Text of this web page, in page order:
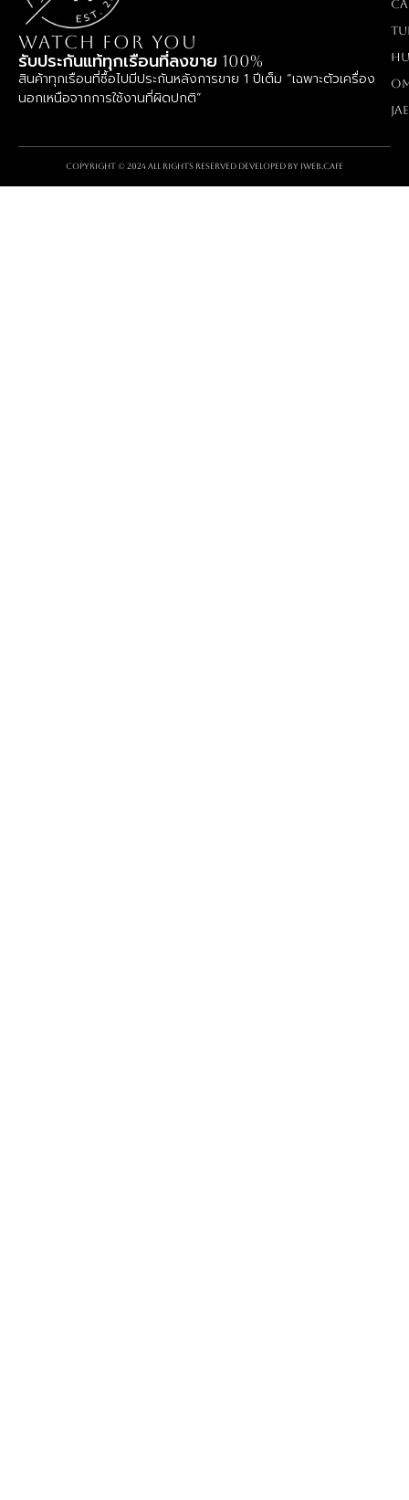
WATCH FOR YOU
รับประกันแท้ทุกเรือนที่ลงขาย 100%
สินค้าทุกเรือนที่ซื้อไปมีประกันหลังการขาย 1 ปีเต็ม “เฉพาะตัวเครื่อง
นอกเหนือจากการใช้งานที่ผิดปกติ”
Copyright © 2024 All rights reserved Developed by iWeb.cafe